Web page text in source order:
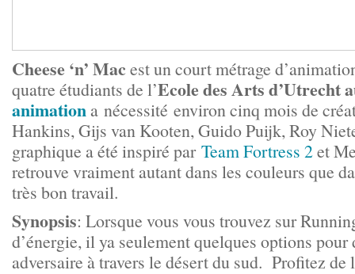
Cheese ‘n’ Mac est uncourt métrage
quatre étudiants de l’Ecole des Arts d’Utrecht
animation a nécessité environ cinq mois de
Hankins, Gijs van Kooten, Guido Puijk, Roy
graphique a été inspiré par Team Fortress 2et
retrouve vraiment autant dans les couleurs que
très bon travail.
Synopsis: Lorsque vous vous trouvez sur
d’énergie, il ya seulement quelques options pour
adversaire à travers le désert du sud. Profitez de